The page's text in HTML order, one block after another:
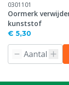
0301101
Oormerk
kunststof
€ 5,30